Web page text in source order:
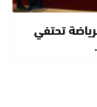
تحتفي